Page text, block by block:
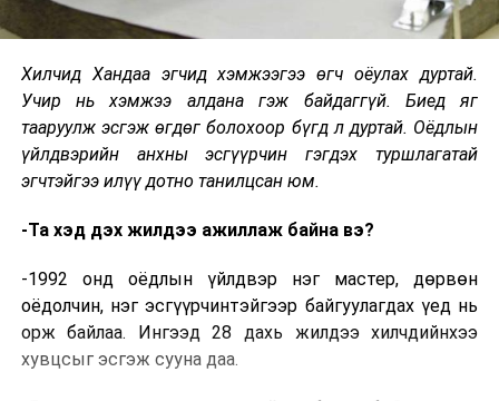
Хилчид Хандаа эгчид хэмжээгээ өгч оёулах дуртай.
Учир нь хэмжээ алдана гэж байдаггүй. Биед яг
тааруулж эсгэж өгдөг болохоор бүгд л дуртай. Оёдлын
үйлдвэрийн анхны эсгүүрчин гэгдэх туршлагатай
эгчтэйгээ илүү дотно танилцсан юм.
-Та хэд дэх жилдээ ажиллаж байна вэ?
-1992 онд оёдлын үйлдвэр нэг мастер, дөрвөн
оёдолчин, нэг эсгүүрчинтэйгээр байгуулагдах үед нь
орж байлаа. Ингээд 28 дахь жилдээ хилчдийнхээ
хувцсыг эсгэж сууна даа.